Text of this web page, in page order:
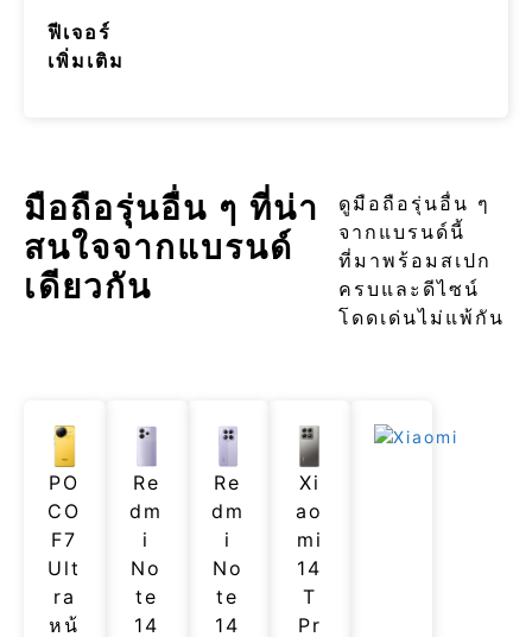
ฟีเจอร์
เพิ่มเติม
มือถือรุ่นอื่น ๆ ที่น่า
สนใจจากแบรนด์
เดียวกัน
ดูมือถือรุ่นอื่น ๆ
จากแบรนด์นี้
ที่มาพร้อมสเปก
ครบและดีไซน์
โดดเด่นไม่แพ้กัน
PO
CO
F7
Ult
ra
หน้
Re
dm
i
No
te
14
Re
dm
i
No
te
14
Xi
ao
mi
14
T
Pr